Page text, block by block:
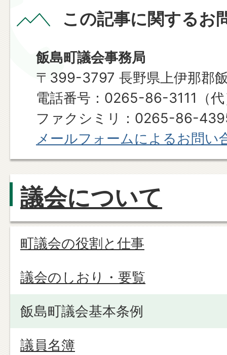
この記事に関するお
飯島町議会事務局
〒399-3797 長野県上伊那郡
電話番号：0265-86-3111（
ファクシミリ：0265-86-
メールフォームによるお問い
議会について
町議会の役割と仕事
議会のしおり・要覧
飯島町議会基本条例
議員名簿